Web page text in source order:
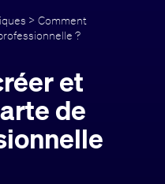
> Comment
?
et
de